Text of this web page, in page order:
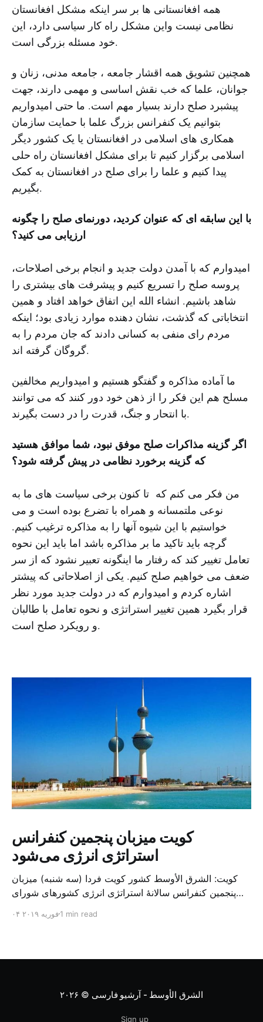
همه افغانستانی ها بر سر اینکه مشکل افغانستان
نظامی نیست واین مشکل راه کار سیاسی دارد، این
خود مسئله بزرگی است.
همچنین تشویق همه اقشار جامعه ، جامعه مدنی، زنان و
جوانان، علما که خب نقش اساسی و مهمی دارند، جهت
پیشبرد صلح دارند بسیار مهم است. ما حتی امیدواریم
بتوانیم یک کنفرانس بزرگ علما با حمایت سازمان
همکاری های اسلامی در افغانستان یا یک کشور دیگر
اسلامی برگزار کنیم تا برای مشکل افغانستان راه حلی
پیدا کنیم و علما را برای صلح در افغانستان به کمک
بگیریم.
با این سابقه ای که عنوان کردید، دورنمای صلح را چگونه
ارزیابی می کنید؟
امیدوارم که با آمدن دولت جدید و انجام برخی اصلاحات،
پروسه صلح را تسریع کنیم و پیشرفت های بیشتری را
شاهد باشیم. انشاء الله این اتفاق خواهد افتاد و همین
انتخاباتی که گذشت، نشان دهنده موارد زیادی بود؛ اینکه
مردم رای منفی به کسانی دادند که جان مردم را به
گروگان گرفته اند.
ما آماده مذاکره و گفتگو هستیم و امیدواریم مخالفین
مسلح هم این فکر را از ذهن خود دور کنند که می توانند
با انتحار و جنگ، قدرت را در دست بگیرند.
اگر گزینه مذاکرات صلح موفق نبود، شما موافق هستید
که گزینه برخورد نظامی در پیش گرفته شود؟
من فکر می کنم که تا کنون برخی سیاست های ما به
نوعی ملتمسانه و همراه با تضرع بوده است و می
خواستیم با این شیوه آنها را به مذاکره ترغیب کنیم.
گرچه باید تاکید ما بر مذاکره باشد اما باید این نحوه
تعامل تغییر کند که رفتار ما اینگونه تعبیر نشود که از سر
ضعف می خواهیم صلح کنیم. یکی از اصلاحاتی که پیشتر
اشاره کردم و امیدوارم که در دولت جدید مورد نظر
قرار بگیرد همین تغییر استراتژی و نحوه تعامل با طالبان
و رویکرد صلح است.
کویت میزبان پنجمین کنفرانس
استراتژی انرژی می‌شود
کویت: الشرق الأوسط کشور کویت فردا (سه شنبه) میزبان
پنجمین کنفرانس سالانهٔ استراتژی انرژی کشورهای شورای
متخصص از شرکت‌های جهانی نفت و گاز در این کنفرانس
۰۴ فوریه ۲۰۱۹1 min read
الشرق الأوسط - آرشیو فارسی © ۲۰۲۶
Sign up